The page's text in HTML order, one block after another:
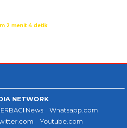
2 menit 3 detik
NETWORK
News
Whatsapp.com
Youtube.com